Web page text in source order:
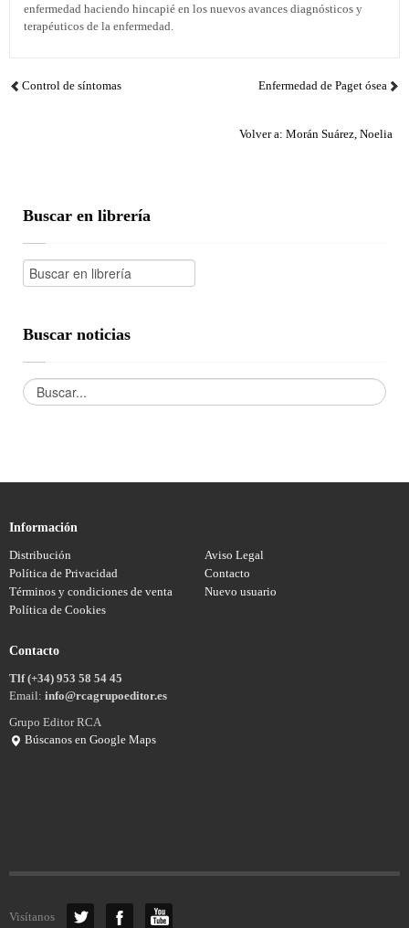
enfermedad haciendo hincapié en los nuevos avances diagnósticos y
terapéuticos de la enfermedad.
Control de síntomas Enfermedad de Paget ósea
Volver a: Morán Suárez, Noelia
Buscar en librería
Buscar noticias
Información
Distribución
Aviso Legal
Política de Privacidad
Contacto
Términos y condiciones de venta
Nuevo usuario
Política de Cookies
Contacto
Tlf (+34) 953 58 54 45
Email: info@rcagrupoeditor.es
Grupo Editor RCA
Búscanos en Google Maps
Visítanos